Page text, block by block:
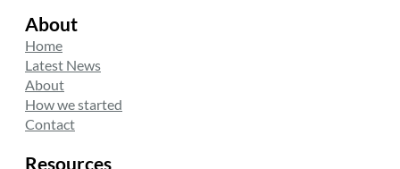
About
Home
Latest News
About
How we started
Contact
Resources